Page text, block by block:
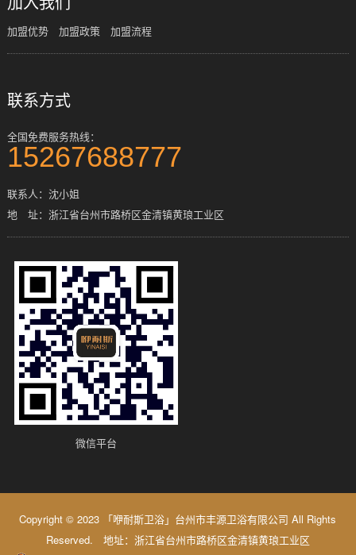
加盟优势 加盟政策 加盟流程
联系方式
全国免费服务热线：
15267688777
联系人：沈小姐
地 址：浙江省台州市路桥区金清镇黄琅工业区
微信平台
Copyright © 2023 「咿耐斯卫浴」台州市丰源卫浴有限公司 All Rights
Reserved. 地址：浙江省台州市路桥区金清镇黄琅工业区